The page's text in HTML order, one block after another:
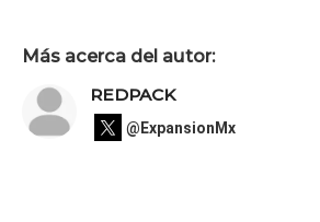
Más acerca del autor:
REDPACK
@ExpansionMx